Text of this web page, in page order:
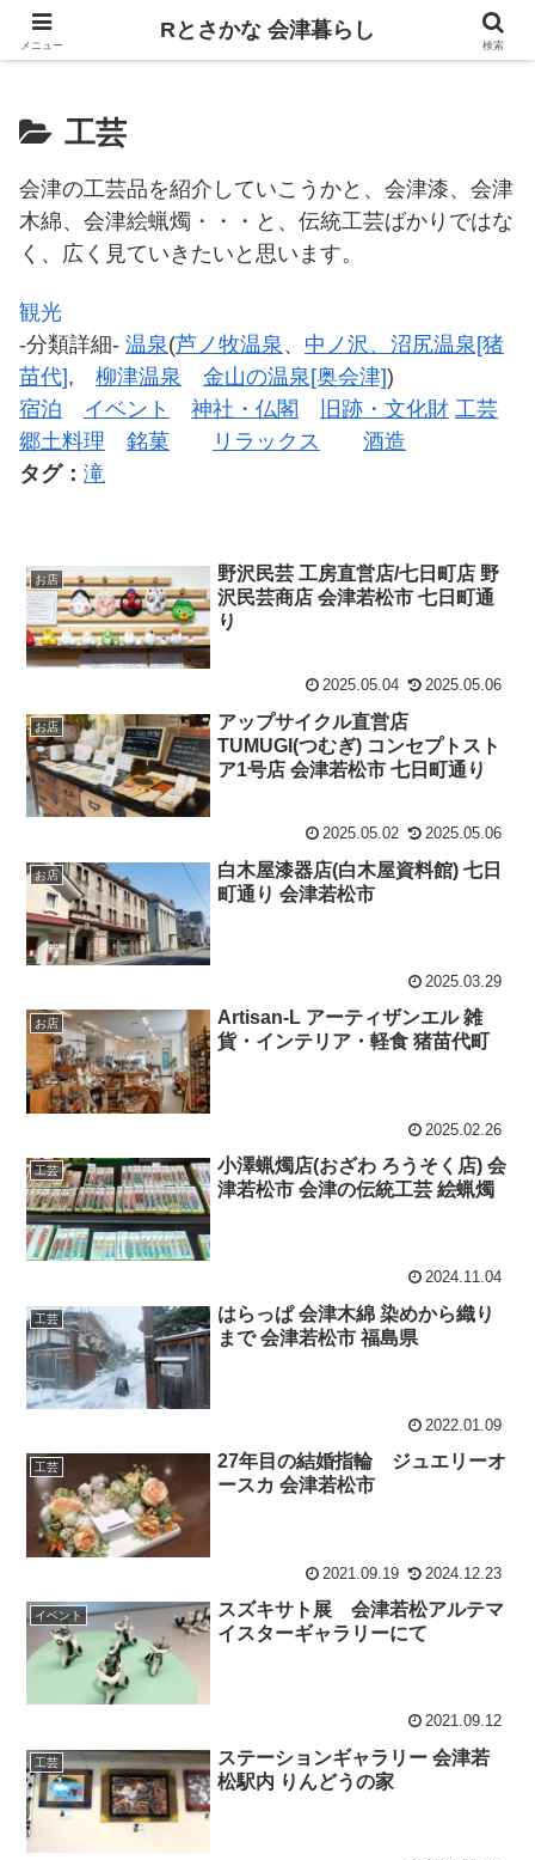
飲食、観光、イベント。食べて遊ぶ
工芸
会津の工芸品を紹介していこうかと、会津漆、会津
木綿、会津絵蝋燭・・・と、伝統工芸ばかりではな
く、広く見ていきたいと思います。
観光
-分類詳細- 温泉(芦ノ牧温泉 、 中ノ沢、沼尻温泉[猪
苗代], 柳津温泉 金山の温泉[奥会津])
宿泊
イベント 神社・仏閣 旧跡・文化財 工芸
郷土料理
銘菓 リラックス
酒造
タグ： 滝
お店
野沢民芸 工房直営店/七日町店 野
沢民芸商店 会津若松市 七日町通
り
2025.05.04 2025.05.06
お店
アップサイクル直営店
TUMUGI(つむぎ) コンセプトスト
ア1号店 会津若松市 七日町通り
2025.05.02 2025.05.06
お店
白木屋漆器店(白木屋資料館) 七日
町通り 会津若松市
2025.03.29
お店
Artisan-L アーティザンエル 雑
貨・インテリア・軽食 猪苗代町
2025.02.26
工芸
小澤蝋燭店(おざわ ろうそく店) 会
津若松市 会津の伝統工芸 絵蝋燭
2024.11.04
工芸
はらっぱ 会津木綿 染めから織り
まで 会津若松市 福島県
2022.01.09
工芸
27年目の結婚指輪 ジュエリーオ
ースカ 会津若松市
2021.09.19 2024.12.23
イベント
スズキサト展 会津若松アルテマ
イスターギャラリーにて
2021.09.12
工芸
ステーションギャラリー 会津若
松駅内 りんどうの家
メニュー
Rとさかな 会津暮らし
検索